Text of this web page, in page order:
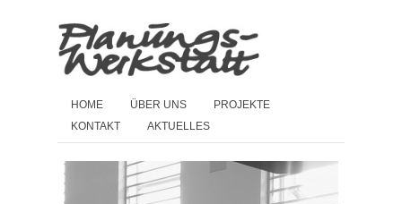
HOME ÜBER UNS
PROJEKTE
KONTAKT
AKTUELLES